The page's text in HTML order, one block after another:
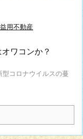
用不動産
ワコンか？
コロナウイルスの蔓